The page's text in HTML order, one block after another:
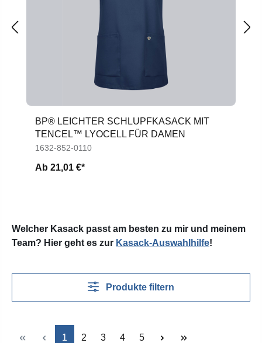
BP® LEICHTER SCHLUPFKASACK MIT
TENCEL™ LYOCELL FÜR DAMEN
1632-852-0110
Ab 21,01 €*
Welcher Kasack passt am besten zu mir und meinem
Team? Hier geht es zur Kasack-Auswahlhilfe!
Produkte filtern
Seite
1 Seite
2 Seite
3 Seite
4 Seite
5